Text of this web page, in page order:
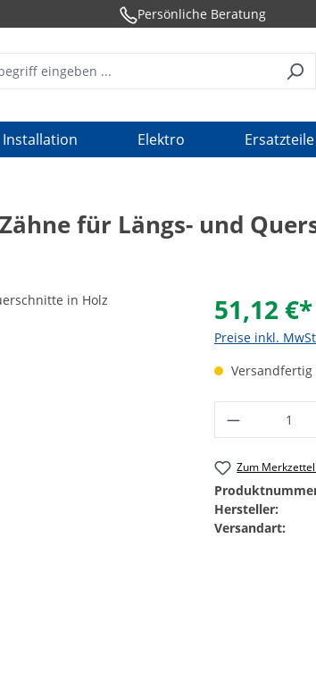
Persönliche Beratung
Installation Elektro Ersatzteile
für Längs- und
51,12 €*
Preise inkl.
Versandfertig
Produkt
Zum
Hersteller:
Versandart: